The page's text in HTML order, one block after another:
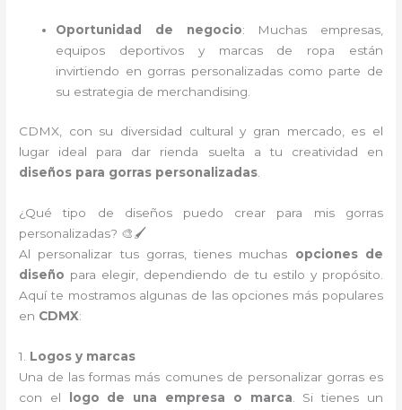
Oportunidad de negocio: Muchas empresas,
equipos deportivos y marcas de ropa están
invirtiendo en gorras personalizadas como parte de
su estrategia de merchandising.
CDMX, con su diversidad cultural y gran mercado, es el
lugar ideal para dar rienda suelta a tu creatividad en
diseños para gorras personalizadas.
¿Qué tipo de diseños puedo crear para mis gorras
personalizadas? 🎨🖌️
Al personalizar tus gorras, tienes muchas opciones de
diseño para elegir, dependiendo de tu estilo y propósito.
Aquí te mostramos algunas de las opciones más populares
en CDMX:
1. Logos y marcas
Una de las formas más comunes de personalizar gorras es
con el
logo de una empresa o marca . Si tienes un